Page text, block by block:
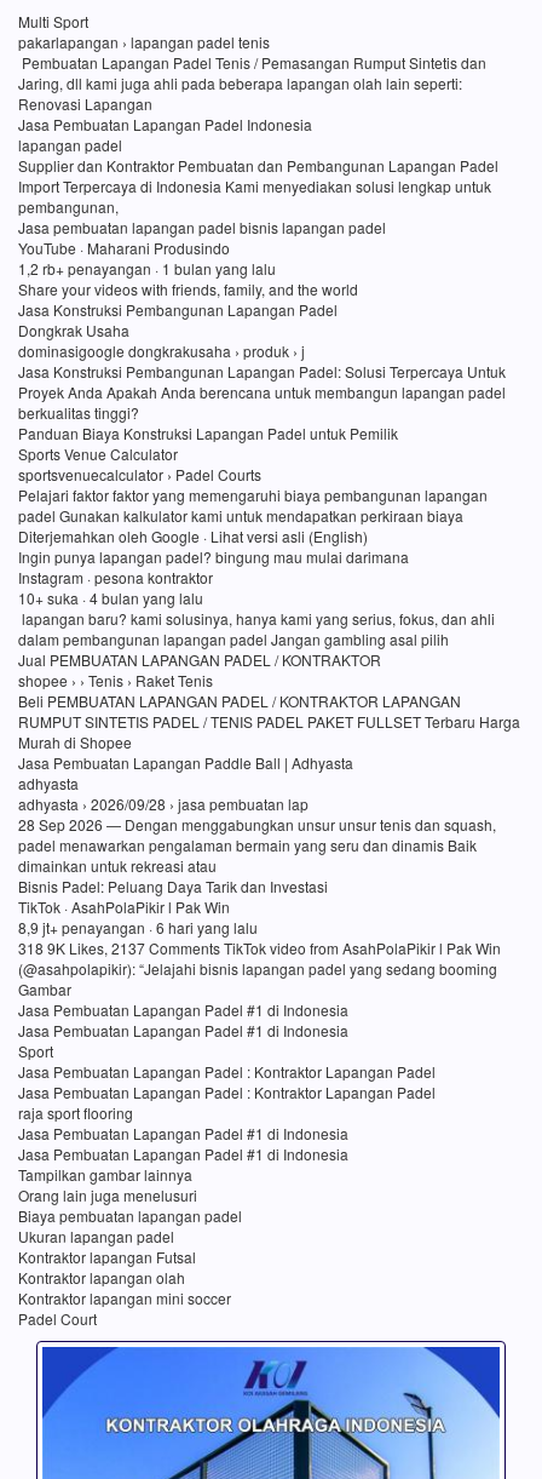
Multi Sport
pakarlapangan › lapangan padel tenis
Pembuatan Lapangan Padel Tenis / Pemasangan Rumput Sintetis dan
Jaring, dll kami juga ahli pada beberapa lapangan olah lain seperti:
Renovasi Lapangan
Jasa Pembuatan Lapangan Padel Indonesia
lapangan padel
Supplier dan Kontraktor Pembuatan dan Pembangunan Lapangan Padel
Import Terpercaya di Indonesia Kami menyediakan solusi lengkap untuk
pembangunan,
Jasa pembuatan lapangan padel bisnis lapangan padel
YouTube · Maharani Produsindo
1,2 rb+ penayangan · 1 bulan yang lalu
Share your videos with friends, family, and the world
Jasa Konstruksi Pembangunan Lapangan Padel
Dongkrak Usaha
dominasigoogle dongkrakusaha › produk › j
Jasa Konstruksi Pembangunan Lapangan Padel: Solusi Terpercaya Untuk
Proyek Anda Apakah Anda berencana untuk membangun lapangan padel
berkualitas tinggi?
Panduan Biaya Konstruksi Lapangan Padel untuk Pemilik
Sports Venue Calculator
sportsvenuecalculator › Padel Courts
Pelajari faktor faktor yang memengaruhi biaya pembangunan lapangan
padel Gunakan kalkulator kami untuk mendapatkan perkiraan biaya
Diterjemahkan oleh Google · Lihat versi asli (English)
Ingin punya lapangan padel? bingung mau mulai darimana
Instagram · pesona kontraktor
10+ suka · 4 bulan yang lalu
lapangan baru? kami solusinya, hanya kami yang serius, fokus, dan ahli
dalam pembangunan lapangan padel Jangan gambling asal pilih
Jual PEMBUATAN LAPANGAN PADEL / KONTRAKTOR
shopee › › Tenis › Raket Tenis
Beli PEMBUATAN LAPANGAN PADEL / KONTRAKTOR LAPANGAN
RUMPUT SINTETIS PADEL / TENIS PADEL PAKET FULLSET Terbaru Harga
Murah di Shopee
Jasa Pembuatan Lapangan Paddle Ball | Adhyasta
adhyasta
adhyasta › 2026/09/28 › jasa pembuatan lap
28 Sep 2026 — Dengan menggabungkan unsur unsur tenis dan squash,
padel menawarkan pengalaman bermain yang seru dan dinamis Baik
dimainkan untuk rekreasi atau
Bisnis Padel: Peluang Daya Tarik dan Investasi
TikTok · AsahPolaPikir l Pak Win
8,9 jt+ penayangan · 6 hari yang lalu
318 9K Likes, 2137 Comments TikTok video from AsahPolaPikir l Pak Win
(@asahpolapikir): “Jelajahi bisnis lapangan padel yang sedang booming
Gambar
Jasa Pembuatan Lapangan Padel #1 di Indonesia
Jasa Pembuatan Lapangan Padel #1 di Indonesia
Sport
Jasa Pembuatan Lapangan Padel : Kontraktor Lapangan Padel
Jasa Pembuatan Lapangan Padel : Kontraktor Lapangan Padel
raja sport flooring
Jasa Pembuatan Lapangan Padel #1 di Indonesia
Jasa Pembuatan Lapangan Padel #1 di Indonesia
Tampilkan gambar lainnya
Orang lain juga menelusuri
Biaya pembuatan lapangan padel
Ukuran lapangan padel
Kontraktor lapangan Futsal
Kontraktor lapangan olah
Kontraktor lapangan mini soccer
Padel Court